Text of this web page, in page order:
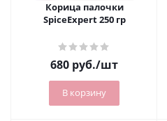
Корица палочки
SpiceExpert 250 гр
680 руб./шт
В корзину